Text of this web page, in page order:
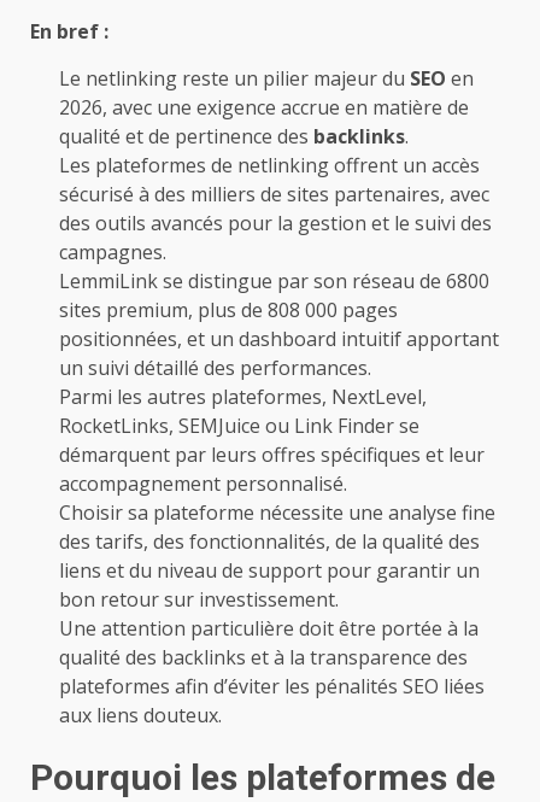
En bref :
Le netlinking reste un pilier majeur du SEO en
2026, avec une exigence accrue en matière de
qualité et de pertinence des backlinks.
Les plateformes de netlinking offrent un accès
sécurisé à des milliers de sites partenaires, avec
des outils avancés pour la gestion et le suivi des
campagnes.
LemmiLink se distingue par son réseau de 6800
sites premium, plus de 808 000 pages
positionnées, et un dashboard intuitif apportant
un suivi détaillé des performances.
Parmi les autres plateformes, NextLevel,
RocketLinks, SEMJuice ou Link Finder se
démarquent par leurs offres spécifiques et leur
accompagnement personnalisé.
Choisir sa plateforme nécessite une analyse fine
des tarifs, des fonctionnalités, de la qualité des
liens et du niveau de support pour garantir un
bon retour sur investissement.
Une attention particulière doit être portée à la
qualité des backlinks et à la transparence des
plateformes afin d’éviter les pénalités SEO liées
aux liens douteux.
Pourquoi les plateformes de